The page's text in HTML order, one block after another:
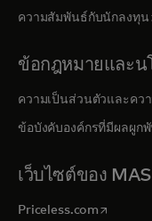
ความสัมพันธ์กับนักลงทุน
ข้อกฎหมายและน
ความเป็นส่วนตัวและคว
ข้อบังคับองค์กรที่มีผลผูก
เว็บไซต์ของ
Priceless.com opens in